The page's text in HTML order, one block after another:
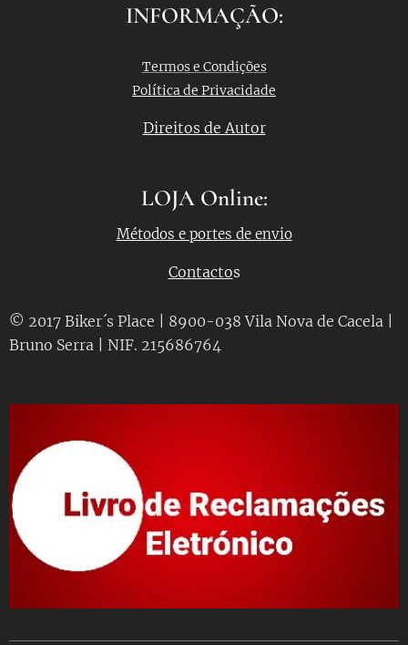
INFORMAÇÃO:
Termos e Condições
Política de Privacidade
Direitos de Autor
LOJA Online:
Métodos e portes de envio
Contactos
© 2017 Biker´s Place | 8900-038 Vila Nova de Cacela |
Bruno Serra | NIF. 215686764